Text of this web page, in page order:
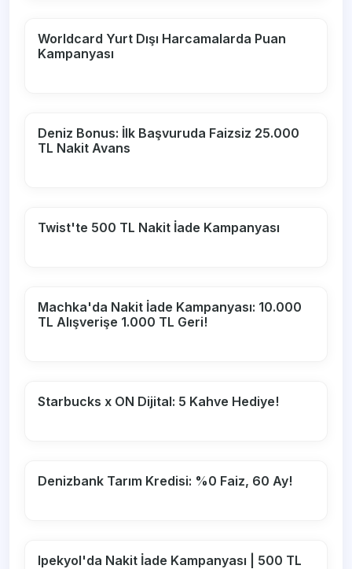
Worldcard Yurt Dışı Harcamalarda Puan
Kampanyası
Deniz Bonus: İlk Başvuruda Faizsiz 25.000
TL Nakit Avans
Twist'te 500 TL Nakit İade Kampanyası
Machka'da Nakit İade Kampanyası: 10.000
TL Alışverişe 1.000 TL Geri!
Starbucks x ON Dijital: 5 Kahve Hediye!
Denizbank Tarım Kredisi: %0 Faiz, 60 Ay!
Ipekyol'da Nakit İade Kampanyası | 500 TL